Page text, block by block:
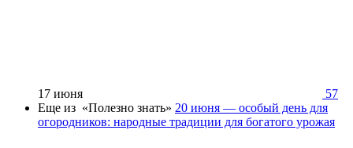
17 июня
57
Еще из «Полезно знать» 20 июня — особый день для
огородников: народные традиции для богатого урожая